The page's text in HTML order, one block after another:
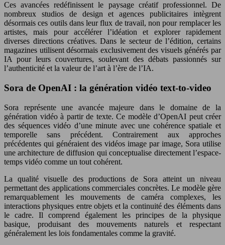
Ces avancées redéfinissent le paysage créatif professionnel. De
nombreux studios de design et agences publicitaires intègrent
désormais ces outils dans leur flux de travail, non pour remplacer les
artistes, mais pour accélérer l’idéation et explorer rapidement
diverses directions créatives. Dans le secteur de l’édition, certains
magazines utilisent désormais exclusivement des visuels générés par
IA pour leurs couvertures, soulevant des débats passionnés sur
l’authenticité et la valeur de l’art à l’ère de l’IA.
Sora de OpenAI : la génération vidéo text-to-video
Sora représente une avancée majeure dans le domaine de la
génération vidéo à partir de texte. Ce modèle d’OpenAI peut créer
des séquences vidéo d’une minute avec une cohérence spatiale et
temporelle sans précédent. Contrairement aux approches
précédentes qui généraient des vidéos image par image, Sora utilise
une architecture de diffusion qui conceptualise directement l’espace-
temps vidéo comme un tout cohérent.
La qualité visuelle des productions de Sora atteint un niveau
permettant des applications commerciales concrètes. Le modèle gère
remarquablement les mouvements de caméra complexes, les
interactions physiques entre objets et la continuité des éléments dans
le cadre. Il comprend également les principes de la physique
basique, produisant des mouvements naturels et respectant
généralement les lois fondamentales comme la gravité.